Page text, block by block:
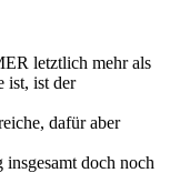
letztlich mehr als
ist, ist der
dafür aber
doch noch